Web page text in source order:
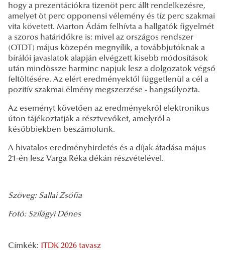
hogy a prezentációkra tizenöt perc állt rendelkezésre,
amelyet öt perc opponensi vélemény és tíz perc szakmai
vita követett. Marton Ádám felhívta a hallgatók figyelmét
a szoros határidőkre is: mivel az országos rendszer
(OTDT) május közepén megnyílik, a továbbjutóknak a
bírálói javaslatok alapján elvégzett kisebb módosítások
után mindössze harminc napjuk lesz a dolgozatok végső
feltöltésére. Az elért eredményektől függetlenül a cél a
pozitív szakmai élmény megszerzése - hangsúlyozta.
Az eseményt követően az eredményekről elektronikus
úton tájékoztatják a résztvevőket, amelyről a
későbbiekben beszámolunk.
A hivatalos eredményhirdetés és a díjak átadása május
21-én lesz Varga Réka dékán részvételével.
Szöveg: Sallai Zsófia
Fotó: Szilágyi Dénes
Címkék: ITDK 2026 tavasz